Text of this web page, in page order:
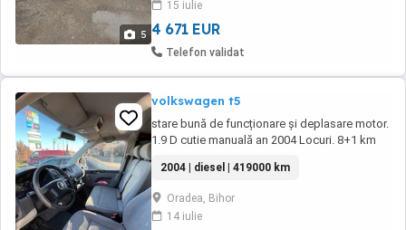
5
15 iulie
4 671 EUR
Telefon validat
volkswagen t5
stare bună de funcționare și deplasare motor.
1.9 D cutie manuală an 2004 Locuri. 8+1 km
2004 | diesel | 419000 km
Oradea, Bihor
14 iulie